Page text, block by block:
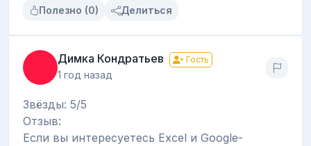
Полезно (0) Делиться
Димка Кондратьев Гость
1 год назад
Звёзды: 5/5
Отзыв:
Если вы интересуетесь Excel и Google-